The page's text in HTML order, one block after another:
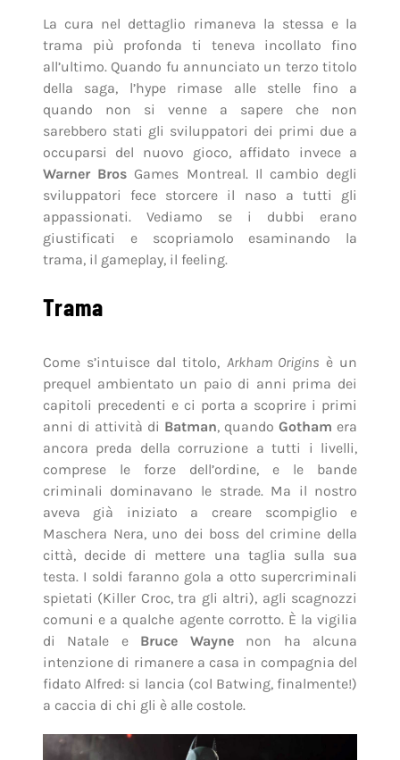
La cura nel dettaglio rimaneva la stessa e la
trama più profonda ti teneva incollato fino
all’ultimo. Quando fu annunciato un terzo titolo
della saga, l’hype rimase alle stelle fino a
quando non si venne a sapere che non
sarebbero stati gli sviluppatori dei primi due a
occuparsi del nuovo gioco, affidato invece a
Warner Bros Games Montreal. Il cambio degli
sviluppatori fece storcere il naso a tutti gli
appassionati. Vediamo se i dubbi erano
giustificati e scopriamolo esaminando la
trama, il gameplay, il feeling.
Trama
Come s’intuisce dal titolo, Arkham Origins è un
prequel ambientato un paio di anni prima dei
capitoli precedenti e ci porta a scoprire i primi
anni di attività di Batman, quandoGotham era
ancora preda della corruzione a tutti i livelli,
comprese le forze dell’ordine, e le bande
criminali dominavano le strade. Ma il nostro
aveva già iniziato a creare scompiglio e
Maschera Nera, uno dei boss del crimine della
città, decide di mettere una taglia sulla sua
testa. I soldi faranno gola a otto supercriminali
spietati (Killer Croc, tra gli altri), agli scagnozzi
comuni e a qualche agente corrotto. È la vigilia
di Natale e Bruce Waynenon ha alcuna
intenzione di rimanere a casa in compagnia del
fidato Alfred: si lancia (col Batwing, finalmente!)
a caccia di chi gli è alle costole.